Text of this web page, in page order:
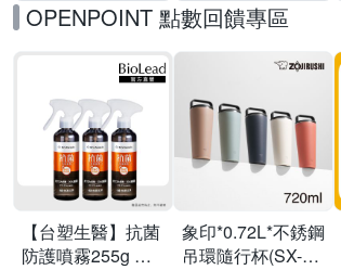
OPENPOINT 點數回饋專區
【台塑生醫】抗菌
防護噴霧255g 三
象印*0.72L*不銹鋼
吊環隨行杯(SX-